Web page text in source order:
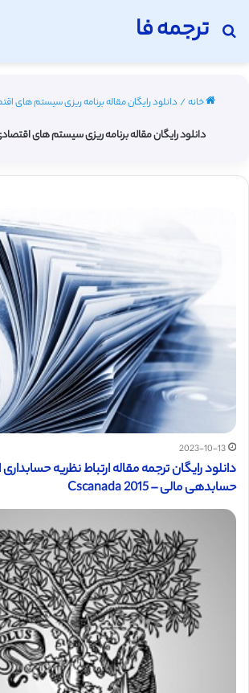
ترجمه فا
جستجو برای
خانه/ دانلود رایگان مقاله برنامه ریزی سیستم های
دانلود رایگان مقاله برنامه ریزی سیستم های
2023-10-13
دانلود رایگان ترجمه مقاله ارتباط نظریه
حسابدهی مالی – Cscanada 2015